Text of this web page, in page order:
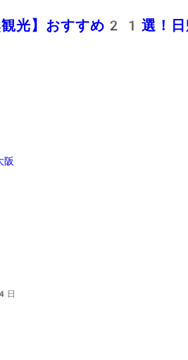
観光】おすすめ21選！
阪